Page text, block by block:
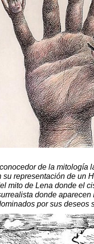
de la mitología
su representación de un
mito de Lena donde el
donde aparecen
por sus deseos